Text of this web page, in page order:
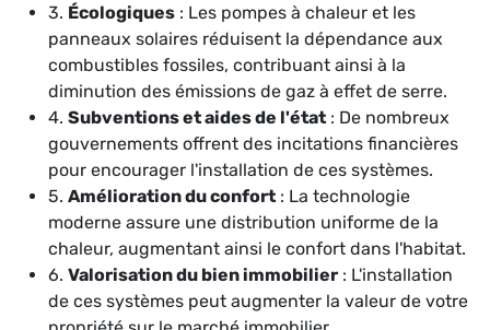
3. Écologiques : Les pompes à chaleur et les
panneaux solaires réduisent la dépendance aux
combustibles fossiles, contribuant ainsi à la
diminution des émissions de gaz à effet de serre.
4. Subventions et aides de l'état : De nombreux
gouvernements offrent des incitations financières
pour encourager l'installation de ces systèmes.
5. Amélioration du confort : La technologie
moderne assure une distribution uniforme de la
chaleur, augmentant ainsi le confort dans l'habitat.
6. Valorisation du bien immobilier : L'installation
de ces systèmes peut augmenter la valeur de votre